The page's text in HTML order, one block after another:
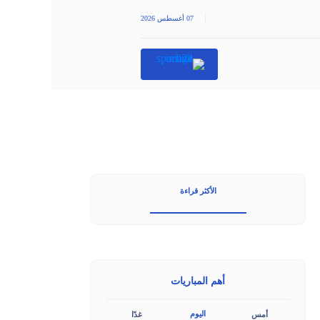
07 أغسطس 2026
الأكثر قراءة
أهم المباريات
أمس اليوم غدًا